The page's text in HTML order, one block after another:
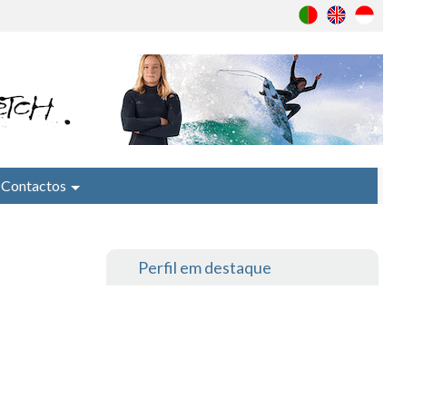
Contactos
Perfil em destaque